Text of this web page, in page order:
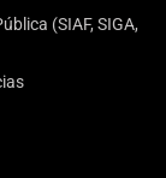
(SIAF, SIGA,